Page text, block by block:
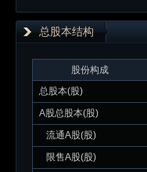
总股本结构
股份构成
总股本(股)
A股总股本(股)
流通A股(股)
限售A股(股)